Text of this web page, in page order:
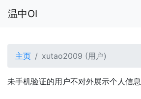
温中OI
主页 xutao2009 (用户)
未手机验证的用户不对外展示个人信息